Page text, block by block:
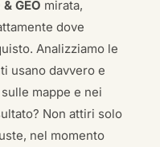
& GEO mirata,
dove
Analizziamo le
usano davvero e
mappe e nei
Non attiri solo
nel momento